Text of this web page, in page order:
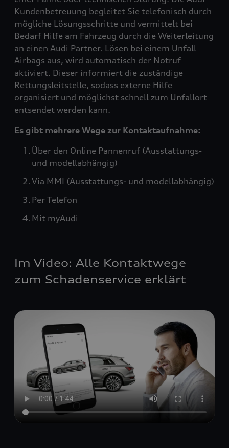
Kundenbetreuung begleitet Sie telefonisch durch
mögliche Lösungsschritte und vermittelt bei
Bedarf Hilfe am Fahrzeug durch die Weiterleitung
an einen Audi Partner. Lösen bei einem Unfall
Airbags aus, wird automatisch der Notruf
aktiviert. Dieser informiert die zuständige
Rettungsleitstelle, sodass externe Hilfe
organisiert und möglichst schnell zum Unfallort
entsendet werden kann.
Es gibt mehrere Wege zur Kontaktaufnahme:
Über den Online Pannenruf (Ausstattungs-
und modellabhängig)
Via MMI (Ausstattungs- und modellabhängig)
Per Telefon
Mit myAudi
Im Video: Alle Kontaktwege
zum Schadenservice erklärt